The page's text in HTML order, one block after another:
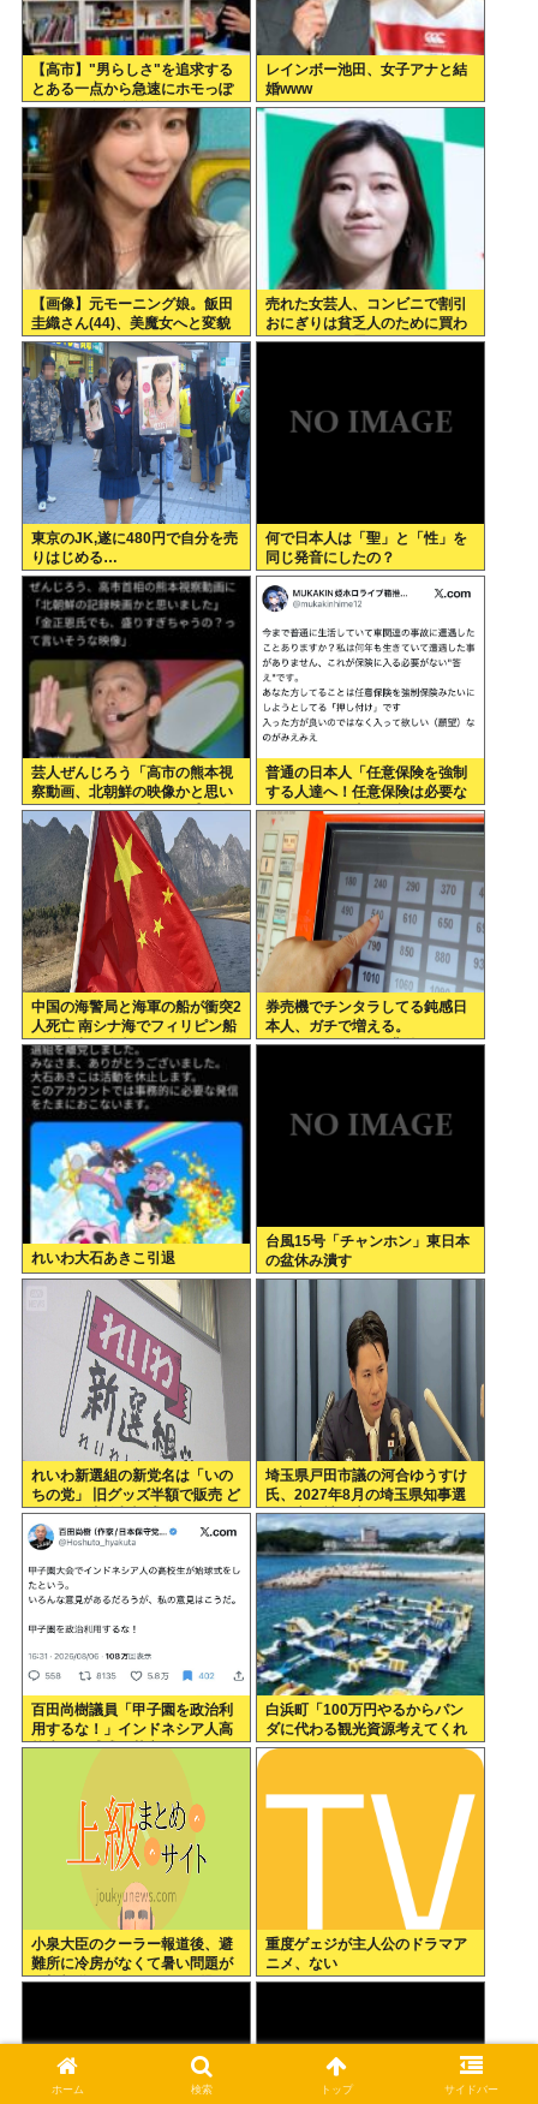
【高市】"男らしさ"を追求する
とある一点から急速にホモっぽ
くなる現象に名前付けてくれ。
ラプラスの魔とか不気味の谷み
たいな
レインボー池田、女子アナと結
婚www
【画像】元モーニング娘。飯田
圭織さん(44)、美魔女へと変貌
売れた女芸人、コンビニで割引
おにぎりは貧乏人のために買わ
ないことを暴露
東京のJK,遂に480円で自分を売
りはじめる…
何で日本人は「聖」と「性」を
同じ発音にしたの？
芸人ぜんじろう「高市の熊本視
察動画、北朝鮮の映像かと思い
ましたわ！金正恩でも、盛り過
ぎやろ！言いますよ！？」
普通の日本人「任意保険を強制
する人達へ！任意保険は必要な
い。そもそも事故を起こしませ
ん」
中国の海警局と海軍の船が衝突2
人死亡 南シナ海でフィリピン船
を追跡中、公表までに1年
券売機でチンタラしてる鈍感日
本人、ガチで増える。
197cm57kgの俺が背後5cmま
れいわ大石あきこ引退
台風15号「チャンホン」東日本
の盆休み潰す
れいわ新選組の新党名は「いの
ちの党」 旧グッズ半額で販売 ど
うなる秘書給与疑惑
埼玉県戸田市議の河合ゆうすけ
氏、2027年8月の埼玉県知事選
への立候補を表明
百田尚樹議員「甲子園を政治利
用するな！」インドネシア人高
校生の始球式に苦言www
白浜町「100万円やるからパン
ダに代わる観光資源考えてくれ
」
小泉大臣のクーラー報道後、避
難所に冷房がなくて暑い問題が
一切報道されなくなる。問題解
重度ゲェジが主人公のドラマア
ニメ、ない
ホーム 検索 トップ サイドバー